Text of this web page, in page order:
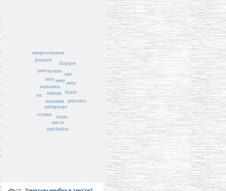
пейзаж
названия
живопись
лето
натюрморт
купить
солнце
лес
зима
осень
букет
масло
река
снег
tegicheskie
реализм
небо
импрессионизм
Портрет
девушка